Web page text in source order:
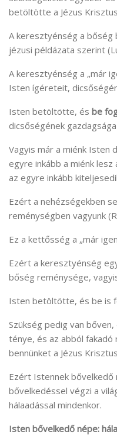
betöltötte a Jézus
A keresztyénség a bőség
jézusi példázata szerint
A keresztyénség a „már
Isten ígéreteit,
Isten betöltötte, és be
dicsőségének
Vagyis már a miénk Isten
egyre inkább a miénk
az egyre inkább
Ezért a nehézségekben
reménységben vagyunk
Ez a kettősség a „már
Ezért a keresztyénség
bőség reménysége,
Isten betöltötte, és be is
Szükség pedig van
ténye, és az abból
bennünket a Jézus
Ezért Istennek bővelkedő
bővelkedéssel végzi a
hálaadással mindenkor.
Isten bővelkedő népe: